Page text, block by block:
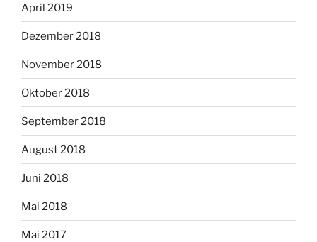
April 2019
Dezember 2018
November 2018
Oktober 2018
September 2018
August 2018
Juni 2018
Mai 2018
Mai 2017